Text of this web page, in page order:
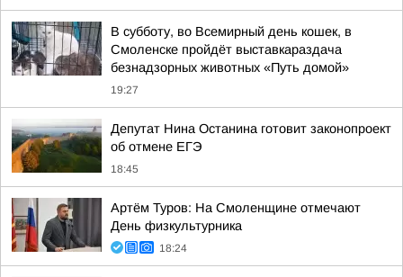
В субботу, во Всемирный день кошек, в
Смоленске пройдёт выставкараздача
безнадзорных животных «Путь домой»
19:27
Депутат Нина Останина готовит законопроект
об отмене ЕГЭ
18:45
Артём Туров: На Смоленщине отмечают
День физкультурника
18:24